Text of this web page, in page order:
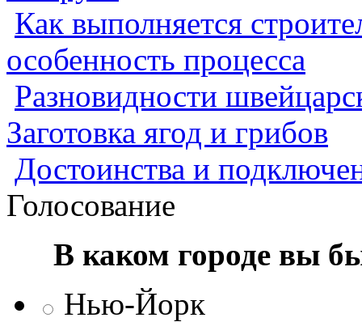
Как выполняется
особенность процесса
Разновидности
Заготовка ягод и грибов
Достоинства и
Голосование
В каком городе вы
Нью-Йорк